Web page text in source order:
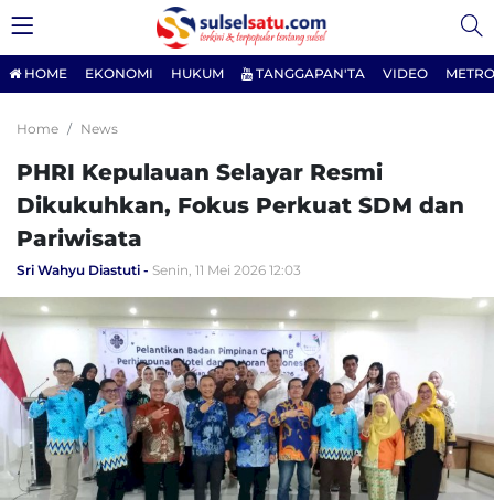
HOME EKONOMI HUKUM TANGGAPAN'TA VIDEO
Home News
PHRI Kepulauan Selayar Resmi
Dikukuhkan, Fokus Perkuat SDM dan
Pariwisata
Sri Wahyu Diastuti Senin, 11 Mei 2026 12:03